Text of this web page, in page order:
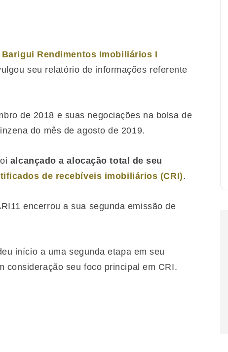
Barigui Rendimentos Imobiliários I
seu relatório de informações referente
de 2018 e suas negociações na bolsa de
do mês de agosto de 2019.
alcançado a alocação total de seu
de recebíveis imobiliários (CRI).
encerrou a sua segunda emissão de
início a uma segunda etapa em seu
consideração seu foco principal em CRI.